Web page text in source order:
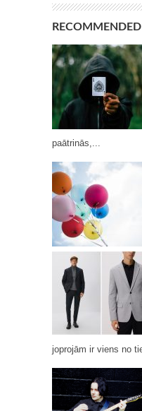
paātrinās,...
joprojām ir viens no